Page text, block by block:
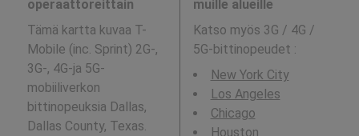
operaattoreittain
Tämä kartta kuvaa T-
Mobile (inc. Sprint) 2G-,
3G-, 4G-ja 5G-
mobiiliverkon
bittinopeuksia Dallas,
Dallas County, Texas.
muille alueille
Katso myös 3G / 4G /
5G-bittinopeudet :
New York City
Los Angeles
Chicago
Houston